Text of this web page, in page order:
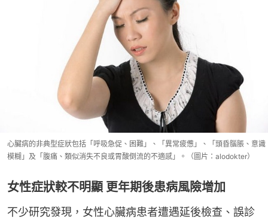
心臟病的非典型症狀包括「呼吸急促、困難」、「異常疲憊」、「頭昏腦脹、意識
模糊」及「腹痛、類似消失不良或胃酸倒流的不適感」。（圖片：alodokter）
女性症狀較不明顯 更年期後患病風險增加
不少研究發現，女性心臟病患者遭遇延後檢查、誤診